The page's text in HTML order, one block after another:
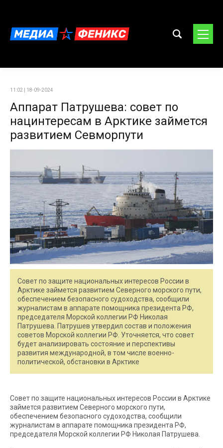
11:02 | 18-09-2024
Аппарат Патрушева: совет по
нацинтересам в Арктике займется
развитием Севморпути
Совет по защите национальных интересов России в
Арктике займется развитием Северного морского пути,
обеспечением безопасного судоходства, сообщили
журналистам в аппарате помощника президента РФ,
председателя Морской коллегии РФ Николая
Патрушева. Патрушев утвердил состав и положения
советов Морской коллегии РФ. Уточняется, что совет
будет анализировать состояние и перспективы
развития международной, в том числе военно-
политической, обстановки в Арктике
Совет по защите национальных интересов России в Арктике
займется развитием Северного морского пути,
обеспечением безопасного судоходства, сообщили
журналистам в аппарате помощника президента РФ,
председателя Морской коллегии РФ Николая Патрушева.